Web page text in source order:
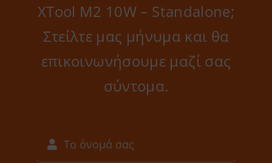
XTool M2 10W – Standalone;
Στείλτε μας μήνυμα και θα
επικοινωνήσουμε μαζί σας
σύντομα.